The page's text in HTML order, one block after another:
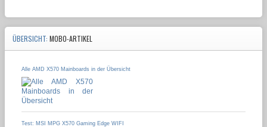
ÜBERSICHT: MOBO-ARTIKEL
Alle AMD X570 Mainboards in der Übersicht
Test: MSI MPG X570 Gaming Edge WIFI